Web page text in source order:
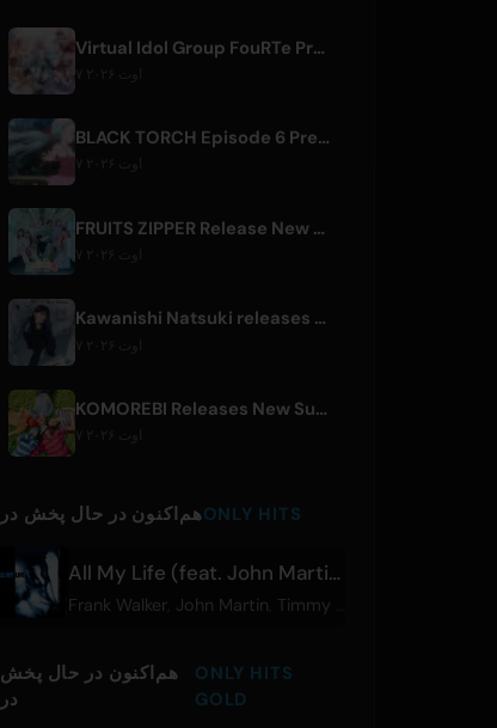
Virtual Idol Group FouRTe Project Debuts with 'ALL IN' Album Produced by m-flo's ☆Taku Takahashi
BLACK TORCH Episode 6 Preview and Streaming Details
FRUITS ZIPPER Release New Collaboration Song '1,2,3,FOOOOUR'
Kawanishi Natsuki releases digital single 'Sayonara wa Ichiban Kirei na Atashi de'
KOMOREBI Releases New Summer Single 'Letsu Natsu'
هم‌اکنون در حال پخش درONLY HITS
All My Life (feat. John Martin)
Frank Walker John Martin Timmy Trumpet
هم‌اکنون در حال پخش
در
ONLY HITS
GOLD